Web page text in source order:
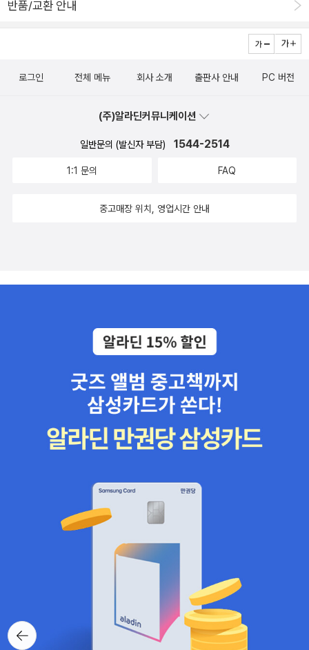
반품/교환 안내
뒤로가
기
로그인 전체 메뉴 회사 소개 출판사 안내 PC 버전
(주)알라딘커뮤니케이션
일반문의 (발신자 부담) 1544-2514
1:1 문의 FAQ
중고매장 위치, 영업시간 안내